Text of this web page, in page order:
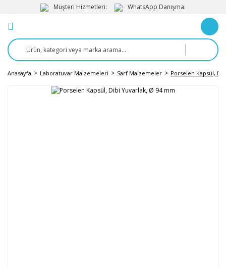
Müşteri Hizmetleri: WhatsApp Danışma:
Anasayfa Laboratuvar Malzemeleri Sarf Malzemeler Porselen Kapsül,